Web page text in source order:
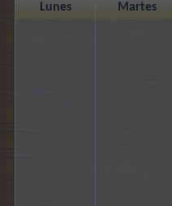
Lunes Martes